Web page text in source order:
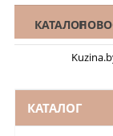
КАТАЛОГ
КАТАЛОГ